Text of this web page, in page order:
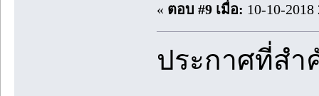
« ตอบ #9 เมื่อ: 10-10-2018
ประกาศที่ส